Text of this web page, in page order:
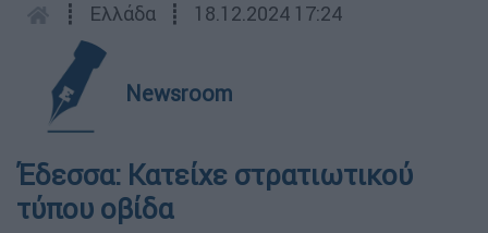
┋ Ελλάδα ┋ 18.12.2024 17:24
Newsroom
Έδεσσα: Κατείχε στρατιωτικού
τύπου οβίδα